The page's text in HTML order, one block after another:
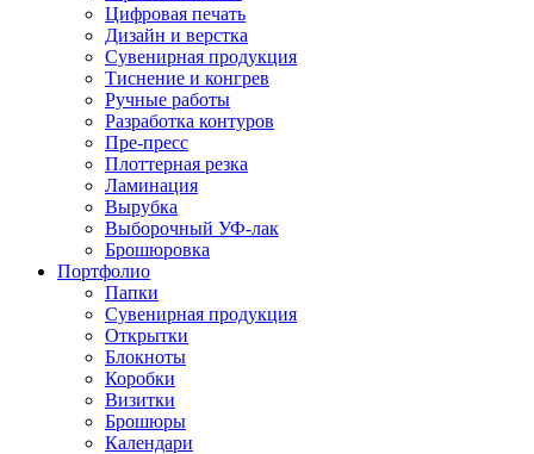
Бумажные пакеты
Наклейки
Подарочные коробки
Ежедневники
Сувенирная продукция
Подарочные коробки
Бумажные пакеты
Цифровая печать
Дизайн и верстка
Сувенирная продукция
Тиснение и конгрев
Ручные работы
Разработка контуров
Пре-пресс
Плоттерная резка
Ламинация
Вырубка
Выборочный УФ-лак
Брошюровка
Портфолио
Папки
Сувенирная продукция
Открытки
Блокноты
Коробки
Визитки
Брошюры
Календари